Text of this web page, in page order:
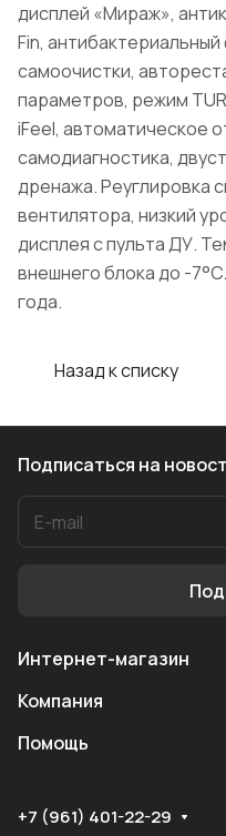
дисплей «Мираж»,
Fin,
самоочистки,
параметров, режим
iFeel, автоматическое
самодиагностика,
дренажа. Реуглировка
вентилятора, низкий
дисплея с пульта ДУ.
внешнего блока до -
года.
Назад к списку
Подписаться на
Интернет-магазин
Компания
Помощь
+7 (961) 401-22-29